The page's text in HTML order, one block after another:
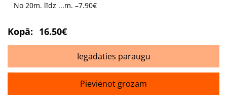
No 20m. līdz ...m. –7.90€
Kopā: 16.50€
Iegādāties paraugu
Pievienot grozam